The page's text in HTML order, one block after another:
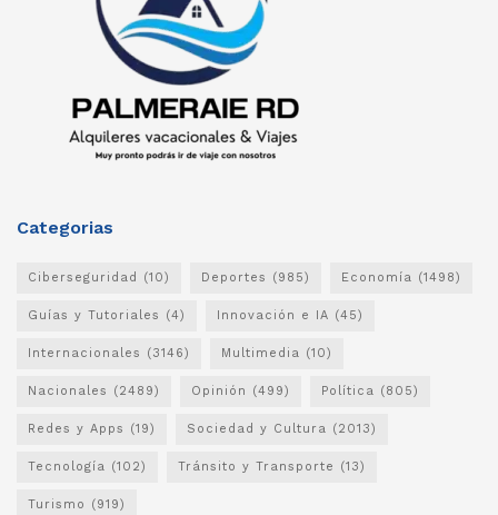
Categorias
Ciberseguridad (10) Deportes (985) Economía (1498)
Guías y Tutoriales (4) Innovación e IA (45)
Internacionales (3146) Multimedia (10)
Nacionales (2489) Opinión (499) Política (805)
Redes y Apps (19) Sociedad y Cultura (2013)
Tecnología (102) Tránsito y Transporte (13)
Turismo (919)